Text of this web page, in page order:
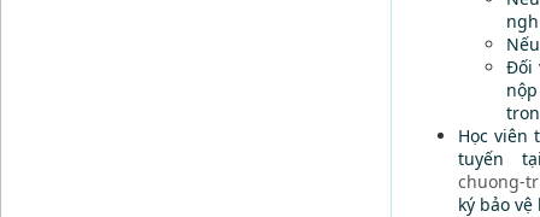
Đối
Học viên
tuyến
chuong-
ký bảo